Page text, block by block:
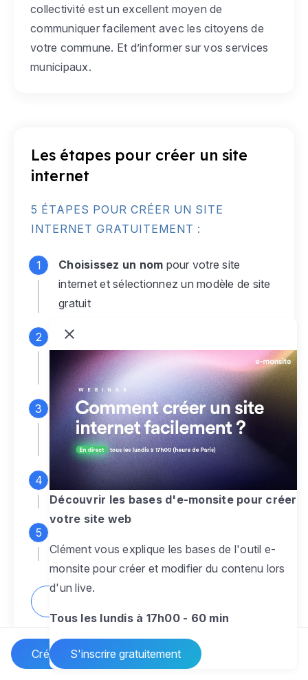
Créer un site Internet
collectivité est un excellent moyen de
communiquer facilement avec les citoyens de
votre commune. Et d’informer sur vos services
municipaux.
Les étapes pour créer un site
internet
5 ÉTAPES POUR CRÉER UN SITE
INTERNET GRATUITEMENT :
Choisissez un nom pour votre site
internet et sélectionnez un modèle de site
gratuit
Connectez-vous
monsite gratuit pour accéder à votre
espace d'administration
Personnalisez entièrement le
designpour créer un site web sur-mesure,
à votre image
Ajoutez des pagessans limite pour
présenter votre activité, votre passion
pour rendre votre site dynamique
Découvrir les bases d'e-monsite pour créer
votre site web
Clément vous explique les bases de l'outil e-
monsite pour créer et modifier du contenu lors
d'un live.
Tous les lundis à 17h00 - 60 min
S'inscrire gratuitement